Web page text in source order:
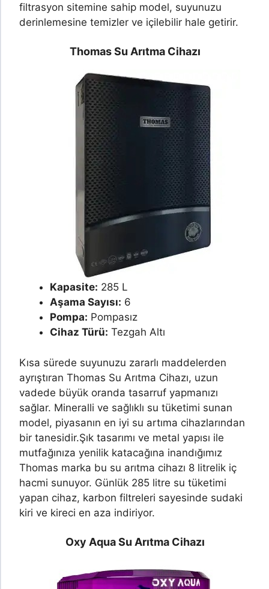
filtrasyon sitemine sahip model, suyunuzu
derinlemesine temizler ve içilebilir hale getirir.
Thomas Su Arıtma Cihazı
Kapasite: 285 L
Aşama Sayısı: 6
Pompa: Pompasız
Cihaz Türü: Tezgah Altı
Kısa sürede suyunuzu zararlı maddelerden
ayrıştıran Thomas Su Arıtma Cihazı, uzun
vadede büyük oranda tasarruf yapmanızı
sağlar. Mineralli ve sağlıklı su tüketimi sunan
model, piyasanın en iyi su artıma cihazlarından
bir tanesidir.Şık tasarımı ve metal yapısı ile
mutfağınıza yenilik katacağına inandığımız
Thomas marka bu su arıtma cihazı 8 litrelik iç
hacmi sunuyor. Günlük 285 litre su tüketimi
yapan cihaz, karbon filtreleri sayesinde sudaki
kiri ve kireci en aza indiriyor.
Oxy Aqua Su Arıtma Cihazı